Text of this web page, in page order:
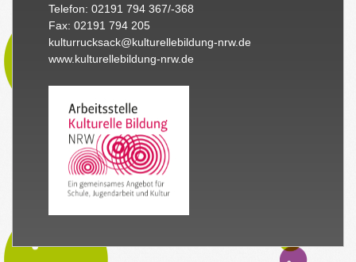
Telefon: 02191 794 367/-368
Fax: 02191 794 205
kulturrucksack@kulturellebildung-nrw.de
www.kulturellebildung-nrw.de